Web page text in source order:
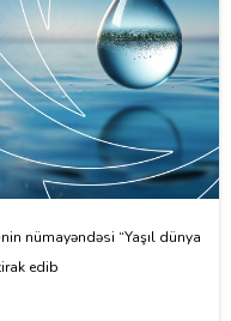
nümayəndəsi “Yaşıl dünya
edib